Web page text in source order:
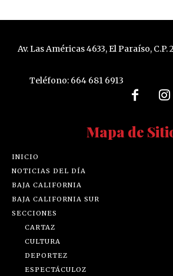
Av. Las Américas 4633, El Paraíso, C.P.
Teléfono: 664 681 6913
Mapa de
INICIO
NOTICIAS DEL DÍA
BAJA CALIFORNIA
BAJA CALIFORNIA SUR
SECCIONES
CARTAZ
CULTURA
DEPORTEZ
ESPECTÁCULOZ